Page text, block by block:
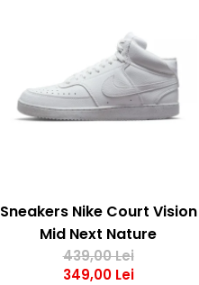
Sneakers Nike Court Vision
Mid Next Nature
439,00 Lei
349,00 Lei